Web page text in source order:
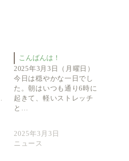
こんばんは！
2025年3月3日（月曜日）
今日は穏やかな一日でし
た。朝はいつも通り6時に
起きて、軽いストレッチ
と…
2025年3月3日
ニュース